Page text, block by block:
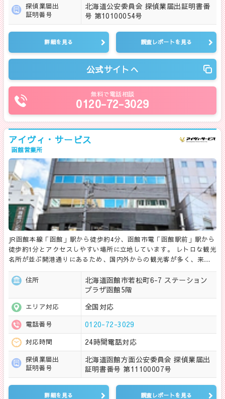
探偵業届出
証明番号
北海道公安委員会 探偵業届出証明書番
号 第10100054号
詳細を見る 調査レポートを見る
公式サイトへ
無料で電話相談
0120-72-3029
アイヴィ・サービス
函館営業所
JR函館本線「函館」駅から徒歩約4分、函館市電「函館駅前」駅から
徒歩約1分とアクセスしやすい場所に立地しています。 レトロな観光
名所が並ぶ開港通りにあるため、国内外からの観光客が多く、来…
住所
北海道函館市若松町6-7 ステーション
プラザ函館5階
エリア対応 全国対応
電話番号 0120-72-3029
対応時間 24時間電話対応
探偵業届出
証明番号
北海道函館方面公安委員会 探偵業届出
証明書番号 第11100007号
詳細を見る 調査レポートを見る